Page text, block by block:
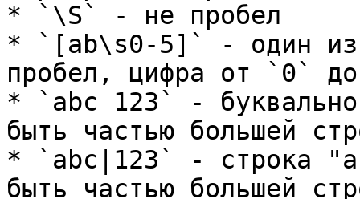
* `\S` - не пробел
* `[ab\s0-5]` - один
пробел, цифра от `0`
* `abc 123` -
быть частью большей
* `abc|123` - строка
быть частью большей